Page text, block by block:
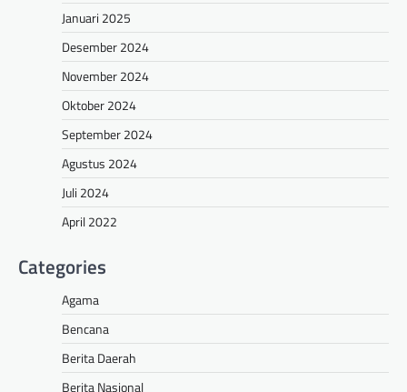
Januari 2025
Desember 2024
November 2024
Oktober 2024
September 2024
Agustus 2024
Juli 2024
April 2022
Categories
Agama
Bencana
Berita Daerah
Berita Nasional